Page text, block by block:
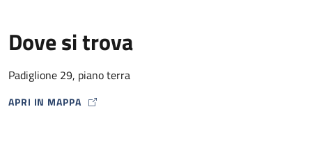
Dove si trova
Padiglione 29, piano terra
APRI IN MAPPA
MAP ICON